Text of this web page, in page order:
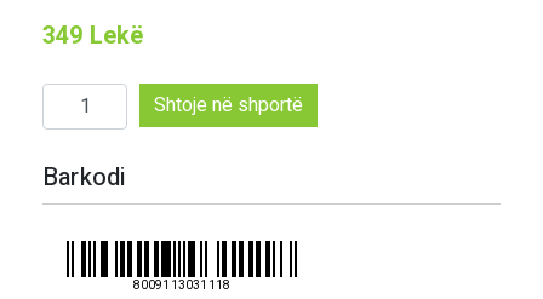
349 Lekë
Sasi
Desantis
misri
1l
Shtoje në shportë
Barkodi
8009113031118